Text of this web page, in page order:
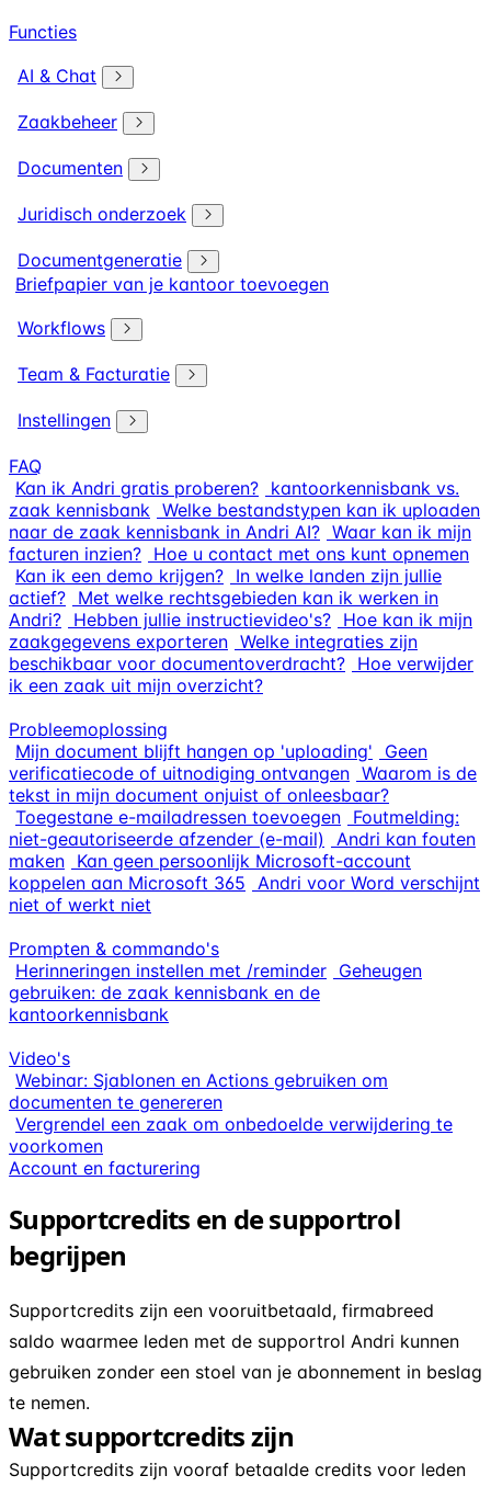
Functies
AI & Chat
Zaakbeheer
Documenten
Juridisch onderzoek
Documentgeneratie
Briefpapier van je kantoor toevoegen
Workflows
Team & Facturatie
Instellingen
FAQ
Kan ik Andri gratis proberen? kantoorkennisbank vs.
zaak kennisbank Welke bestandstypen kan ik uploaden
naar de zaak kennisbank in Andri AI? Waar kan ik mijn
facturen inzien? Hoe u contact met ons kunt opnemen
Kan ik een demo krijgen? In welke landen zijn jullie
actief? Met welke rechtsgebieden kan ik werken in
Andri? Hebben jullie instructievideo's? Hoe kan ik mijn
zaakgegevens exporteren Welke integraties zijn
beschikbaar voor documentoverdracht? Hoe verwijder
ik een zaak uit mijn overzicht?
Probleemoplossing
Mijn document blijft hangen op 'uploading'
Geen
verificatiecode of uitnodiging ontvangen Waarom is de
tekst in mijn document onjuist of onleesbaar?
Toegestane e-mailadressen toevoegen Foutmelding:
niet-geautoriseerde afzender (e-mail)
Andri kan fouten
maken Kan geen persoonlijk Microsoft-account
koppelen aan Microsoft 365 Andri voor Word verschijnt
niet of werkt niet
Prompten & commando's
Herinneringen instellen met /reminder Geheugen
gebruiken: de zaak kennisbank en de
kantoorkennisbank
Video's
Webinar: Sjablonen en Actions gebruiken om
documenten te genereren
Vergrendel een zaak om onbedoelde verwijdering te
voorkomen
Account en facturering
Supportcredits en de supportrol
begrijpen
Supportcredits zijn een vooruitbetaald, firmabreed
saldo waarmee leden met de supportrol Andri kunnen
gebruiken zonder een stoel van je abonnement in beslag
te nemen.
Wat supportcredits zijn
Supportcredits zijn vooraf betaalde credits voor leden